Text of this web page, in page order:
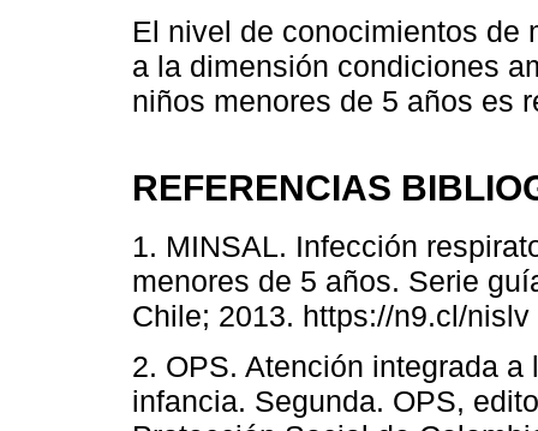
El nivel de conocimientos de
a la dimensión condiciones
niños menores de 5 años es
REFERENCIAS
1. MINSAL. Infección
menores de 5 años. Serie
Chile; 2013. https://n9.cl/
2. OPS. Atención integrada
infancia. Segunda. OPS,